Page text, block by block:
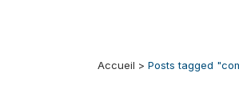
Accueil > Posts tagged